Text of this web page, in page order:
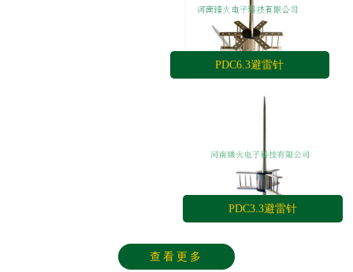
PDC6.3避雷针
PDC3.3避雷针
查看更多